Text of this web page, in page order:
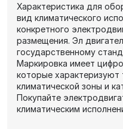
Характеристика для
вид климатического
конкретного
размещения. Эл
государственному
Маркировка имеет
которые
климатической зоны и
Покупайте
климатическим